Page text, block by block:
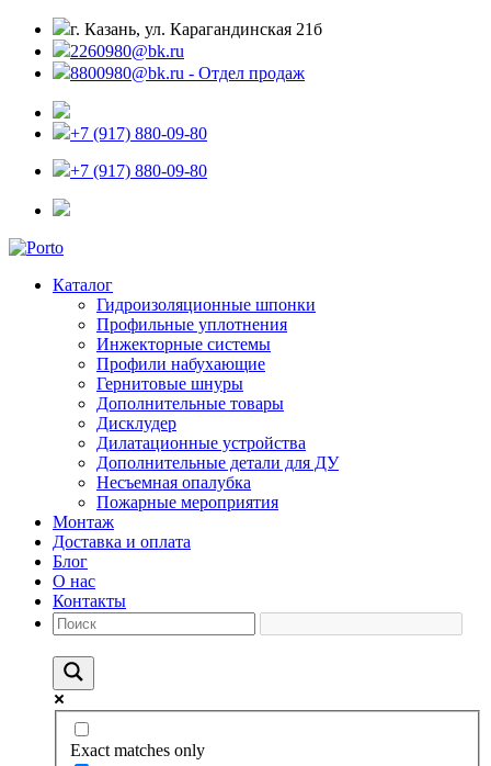
г. Казань, ул. Карагандинская 21б
2260980@bk.ru
8800980@bk.ru - Отдел продаж
+7 (917) 880-09-80
+7 (917) 880-09-80
Каталог
Гидроизоляционные шпонки
Профильные уплотнения
Инжекторные системы
Профили набухающие
Гернитовые шнуры
Дополнительные товары
Дисклудер
Дилатационные устройства
Дополнительные детали для ДУ
Несъемная опалубка
Пожарные мероприятия
Монтаж
Доставка и оплата
Блог
О нас
Контакты
Exact matches only